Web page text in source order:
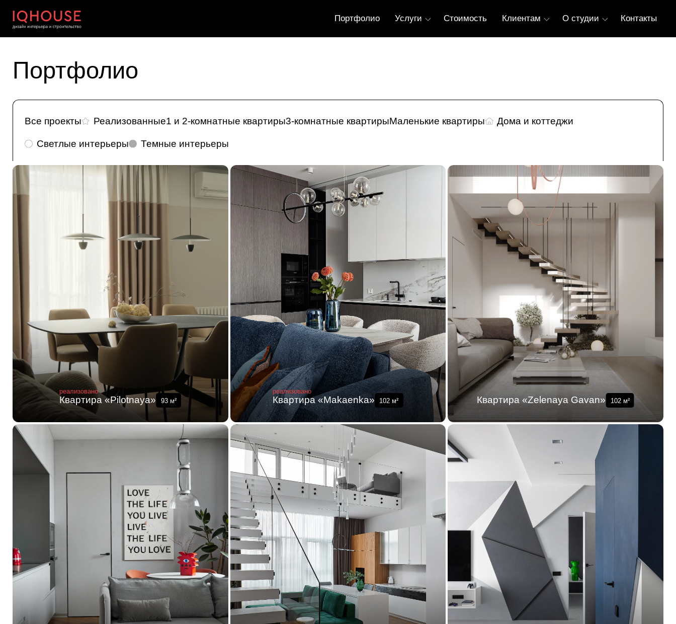
Портфолио Услуги Стоимость Клиентам О студии Контакты
Портфолио
Все проекты Реализованные1 и 2-комнатные квартиры3-комнатные квартирыМаленькие квартиры Дома и коттеджи
Светлые интерьеры Темные интерьеры
реализовано
Квартира «Pilotnaya» 93м²
реализовано
Квартира «Makaenka» 102 м² Квартира «Zelenaya Gavan» 102м²